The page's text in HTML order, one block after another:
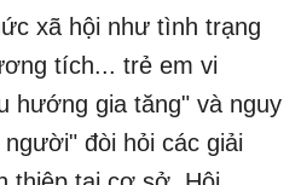
xã hội như tình trạng
tích... trẻ em vi
hướng gia tăng" và nguy
đòi hỏi các giải